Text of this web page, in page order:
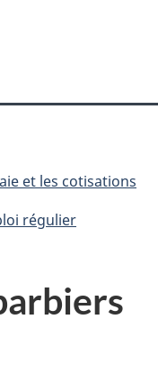
les
paie
et
les
sujet
HTML
et les cotisations
régulier